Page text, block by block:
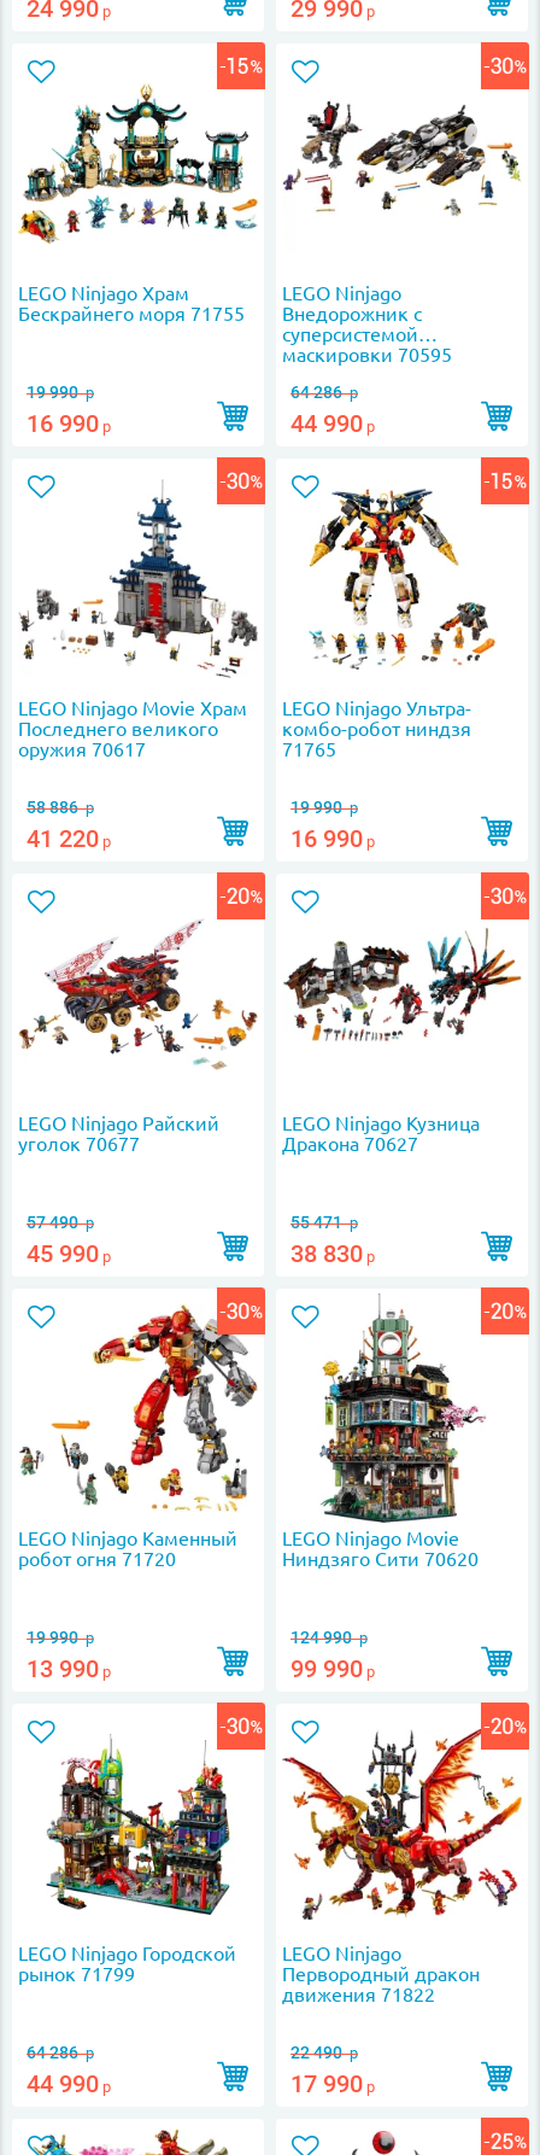
24 990 р 29 990 р
LEGO Ninjago Храм
Бескрайнего моря 71755
19 990р
16 990 р
LEGO Ninjago
Внедорожник с
суперсистемой
маскировки 70595
64 286р
44 990 р
LEGO Ninjago Movie Храм
Последнего великого
оружия 70617
58 886р
41 220 р
LEGO Ninjago Ультра-
комбо-робот ниндзя
71765
19 990р
16 990 р
LEGO Ninjago Райский
уголок 70677
57 490р
45 990 р
LEGO Ninjago Кузница
Дракона 70627
55 471р
38 830 р
LEGO Ninjago Каменный
робот огня 71720
19 990р
13 990 р
LEGO Ninjago Movie
Ниндзяго Сити 70620
124 990р
99 990 р
LEGO Ninjago Городской
рынок 71799
64 286р
44 990 р
LEGO Ninjago
Первородный дракон
движения 71822
22 490р
17 990 р